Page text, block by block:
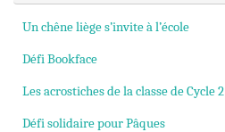
Un chêne liège s’invite à l’école
Défi Bookface
Les acrostiches de la classe de Cycle 2
Défi solidaire pour Pâques